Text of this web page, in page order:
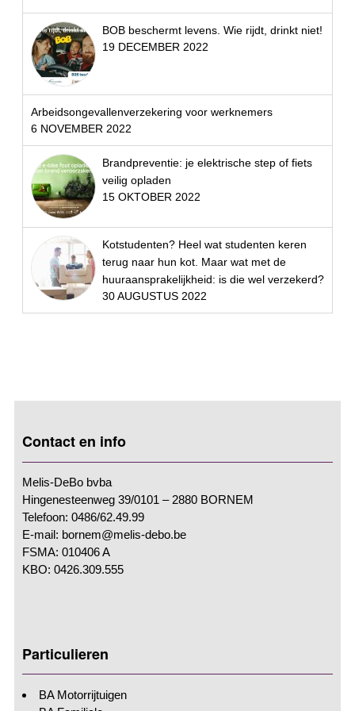
BOB beschermt levens. Wie rijdt, drinkt niet!
19 DECEMBER 2022
Arbeidsongevallenverzekering voor werknemers
6 NOVEMBER 2022
Brandpreventie: je elektrische step of fiets
veilig opladen
15 OKTOBER 2022
Kotstudenten? Heel wat studenten keren
terug naar hun kot. Maar wat met de
huuraansprakelijkheid: is die wel verzekerd?
30 AUGUSTUS 2022
Contact en info
Melis-DeBo bvba
Hingenesteenweg 39/0101 – 2880 BORNEM
Telefoon: 0486/62.49.99
E-mail: bornem@melis-debo.be
FSMA: 010406 A
KBO: 0426.309.555
Particulieren
BA Motorrijtuigen